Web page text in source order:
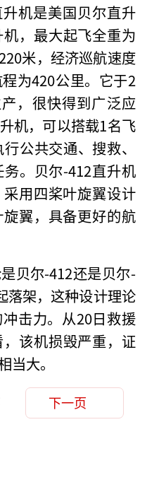
机是美国贝尔直升
，最大起飞全重为
米，经济巡航速度
为420公里。它于2
，很快得到广泛应
机，可以搭载1名飞
公共交通、搜救、
。贝尔-412直升机
用四桨叶旋翼设计
翼，具备更好的航
贝尔-412还是贝尔-
落架，这种设计理论
击力。从20日救援
该机损毁严重，证
当大。
下一页